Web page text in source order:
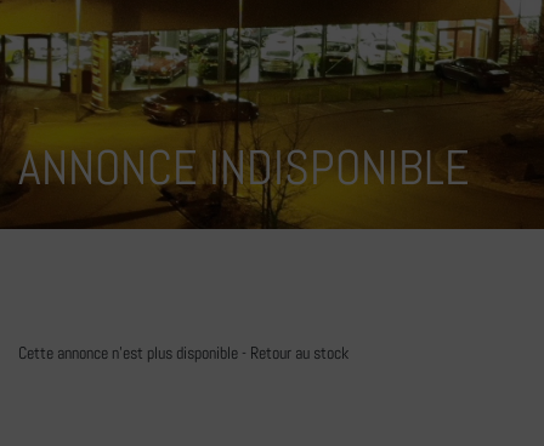
ANNONCE INDISPONIBLE
Cette annonce n'est plus disponible - Retour au stock